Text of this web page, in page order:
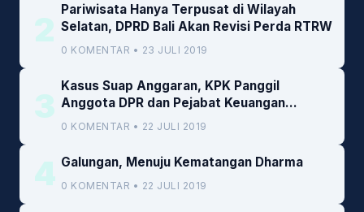
2
Pariwisata Hanya Terpusat di Wilayah
Selatan, DPRD Bali Akan Revisi Perda RTRW
0 KOMENTAR • 23 JULI 2019
3
Kasus Suap Anggaran, KPK Panggil
Anggota DPR dan Pejabat Keuangan
Kemenkeu
0 KOMENTAR • 22 JULI 2019
4 Galungan, Menuju Kematangan Dharma
0 KOMENTAR • 22 JULI 2019